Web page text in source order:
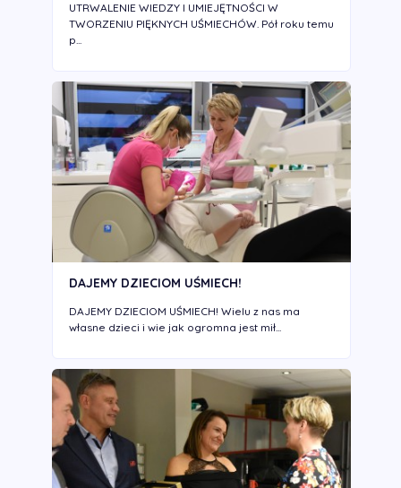
UTRWALENIE WIEDZY I UMIEJĘTNOŚCI W
TWORZENIU PIĘKNYCH UŚMIECHÓW. Pół roku temu
p...
DAJEMY DZIECIOM UŚMIECH!
DAJEMY DZIECIOM UŚMIECH! Wielu z nas ma
własne dzieci i wie jak ogromna jest mił...